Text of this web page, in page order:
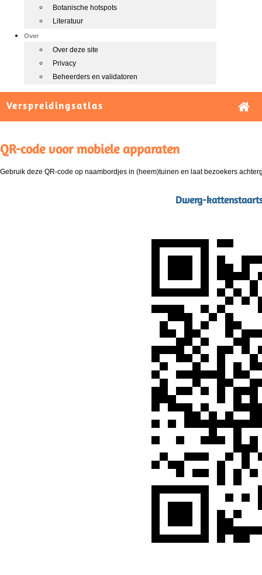
Botanische hotspots
Literatuur
Over
Over deze site
Privacy
Beheerders en validatoren
Verspreidingsatlas
QR-code voor mobiele apparaten
Gebruik deze QR-code op naambordjes in (heem)tuinen en laat bezoekers
Dwerg-